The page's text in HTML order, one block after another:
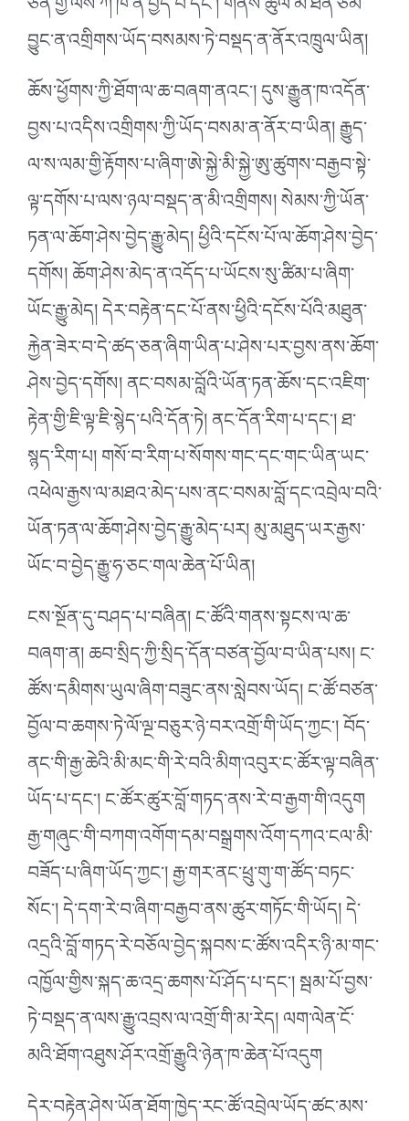
བྱུང་ན་འགྲིགས་ཡོད་བསམས་ཏེ་བསྡད་ན་ནོར་འཁྲུལ་ཡིན།
ཆོས་ཕྱོགས་ཀྱི་ཐོག་ལ་ཆ་བཞག་ནའང༌། དུས་རྒྱུན་ཁ་འདོན་
བྱས་པ་འདིས་འགྲིགས་ཀྱི་ཡོད་བསམ་ན་ནོར་བ་ཡིན། རྒྱུད་
ལ་ས་ལམ་གྱི་རྟོགས་པ་ཞིག་ཨེ་སྐྱེ་མི་སྐྱེ་ཨུ་ཚུགས་བརྒྱབ་སྟེ་
ལྟ་དགོས་པ་ལས་ཉལ་བསྡད་ན་མི་འགྲིགས། སེམས་ཀྱི་ཡོན་
ཏན་ལ་ཆོག་ཤེས་བྱེད་རྒྱུ་མེད། ཕྱིའི་དངོས་པོ་ལ་ཆོག་ཤེས་བྱེད་
དགོས། ཆོག་ཤེས་མེད་ན་འདོད་པ་ཡོངས་སུ་ཚིམ་པ་ཞིག་
ཡོང་རྒྱུ་མེད། དེར་བརྟེན་དང་པོ་ནས་ཕྱིའི་དངོས་པོའི་མཐུན་
རྐྱེན་ཟེར་བ་དེ་ཚད་ཅན་ཞིག་ཡིན་པ་ཤེས་པར་བྱས་ནས་ཆོག་
ཤེས་བྱེད་དགོས། ནང་བསམ་བློའི་ཡོན་ཏན་ཆོས་དང་འཇིག་
རྟེན་གྱི་ཇི་ལྟ་ཇི་སྙེད་པའི་དོན་ཏེ། ནང་དོན་རིག་པ་དང༌། ཐ་
སྙད་རིག་པ། གསོ་བ་རིག་པ་སོགས་གང་དང་གང་ཡིན་ཡང་
འཕེལ་རྒྱས་ལ་མཐའ་མེད་པས་ནང་བསམ་བློ་དང་འབྲེལ་བའི་
ཡོན་ཏན་ལ་ཆོག་ཤེས་བྱེད་རྒྱུ་མེད་པར། མུ་མཐུད་ཡར་རྒྱས་
ཡོང་བ་བྱེད་རྒྱུ་ཧ་ཅང་གལ་ཆེན་པོ་ཡིན།
ངས་སྔོན་དུ་བཤད་པ་བཞིན། ང་ཚོའི་གནས་སྟངས་ལ་ཆ་
བཞག་ན། ཆབ་སྲིད་ཀྱི་སྲིད་དོན་བཙན་བྱོལ་བ་ཡིན་པས། ང་
ཚོས་དམིགས་ཡུལ་ཞིག་བཟུང་ནས་སླེབས་ཡོད། ང་ཚོ་བཙན་
བྱོལ་བ་ཆགས་ཏེ་ལོ་ལྔ་བཅུར་ཉེ་བར་འགྲོ་གི་ཡོད་ཀྱང༌། བོད་
ནང་གི་རྒྱ་ཆེའི་མི་མང་གི་རེ་བའི་མིག་འབུར་ང་ཚོར་ལྟ་བཞིན་
ཡོད་པ་དང༌། ང་ཚོར་ཚུར་བློ་གཏད་ནས་རེ་བ་རྒྱག་གི་འདུག
རྒྱ་གཞུང་གི་བཀག་འགོག་དམ་བསྒྲགས་འོག་དཀའ་ངལ་མི་
བཟོད་པ་ཞིག་ཡོད་ཀྱང༌། རྒྱ་གར་ནང་ཕྲུ་གུ་ག་ཚོད་བཏང་
སོང༌། དེ་དག་རེ་བ་ཞིག་བརྒྱབ་ནས་ཚུར་གཏོང་གི་ཡོད། དེ་
འདྲའི་བློ་གཏད་རེ་བཅོལ་བྱེད་སྐབས་ང་ཚོས་འདིར་ཉི་མ་གང་
འཁྱོལ་གྱིས་སྐད་ཆ་འདྲ་ཆགས་པོ་ཤོད་པ་དང༌། སྦམ་པོ་བྱས་
ཏེ་བསྡད་ན་ལས་རྒྱུ་འབྲས་ལ་འགྲོ་གི་མ་རེད། ལག་ལེན་ངོ་
མའི་ཐོག་འཐུས་ཤོར་འགྲོ་རྒྱུའི་ཉེན་ཁ་ཆེན་པོ་འདུག